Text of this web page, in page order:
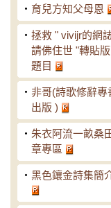
‧ 育兒方知父母恩
‧ 拯救 " vivijr的網
請佛住世 "轉貼
題目
‧ 非哥(詩歌修辭專
出版 )
‧ 朱衣阿流一畝桑
章專區
‧ 黑色鑲金詩集簡